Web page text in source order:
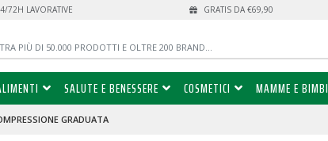
72H LAVORATIVE GRATIS DA €69,90
SALUTE E BENESSERE COSMETICI MAMME E BIMBI
GRADUATA